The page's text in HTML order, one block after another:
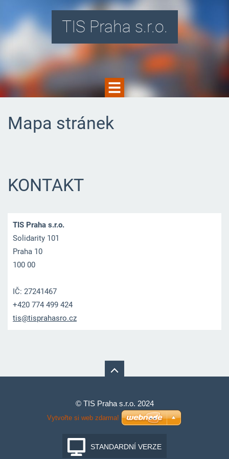
TIS Praha s.r.o.
Mapa stránek
KONTAKT
TIS Praha s.r.o.
Solidarity 101
Praha 10
100 00
IČ: 27241467
+420 774 499 424
tis@tisprahasro.cz
© TIS Praha s.r.o. 2024
Vytvořte si web zdarma!
STANDARDNÍ VERZE